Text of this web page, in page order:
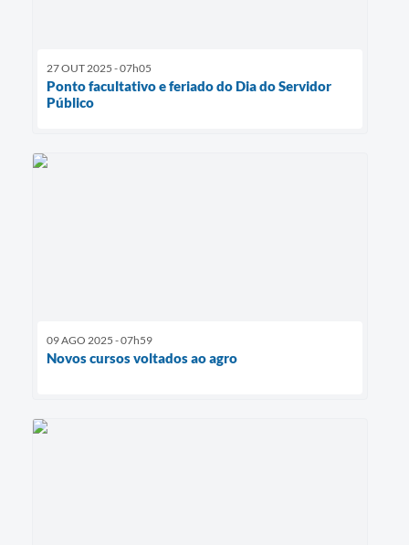
27 OUT 2025 - 07h05
Ponto facultativo e feriado do Dia do Servidor
Público
09 AGO 2025 - 07h59
Novos cursos voltados ao agro